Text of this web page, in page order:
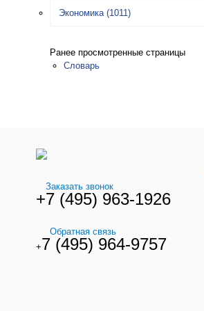
Экономика (1011)
Ранее просмотренные страницы
Словарь
Заказать звонок
+7 (495) 963-1926
Обратная связь
+7 (495) 964-9757